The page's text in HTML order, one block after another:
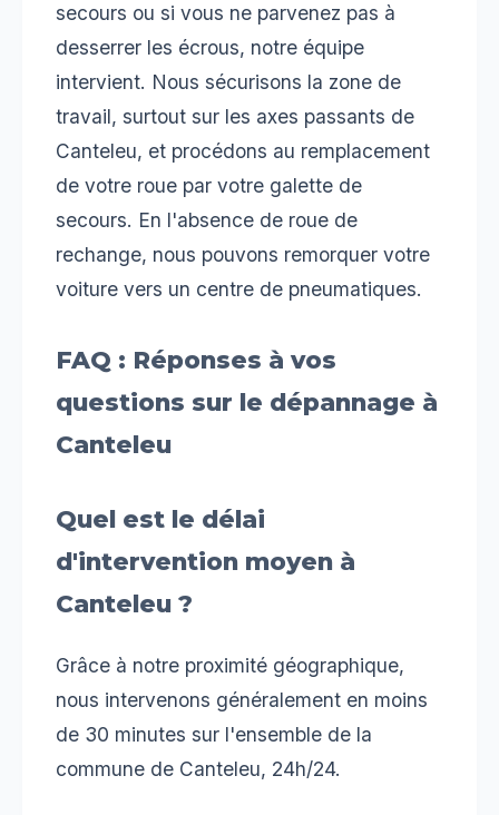
secours ou si vous ne parvenez pas à
desserrer les écrous, notre équipe
intervient. Nous sécurisons la zone de
travail, surtout sur les axes passants de
Canteleu, et procédons au remplacement
de votre roue par votre galette de
secours. En l'absence de roue de
rechange, nous pouvons remorquer votre
voiture vers un centre de pneumatiques.
FAQ : Réponses à vos
questions sur le dépannage à
Canteleu
Quel est le délai
d'intervention moyen à
Canteleu ?
Grâce à notre proximité géographique,
nous intervenons généralement en moins
de 30 minutes sur l'ensemble de la
commune de Canteleu, 24h/24.